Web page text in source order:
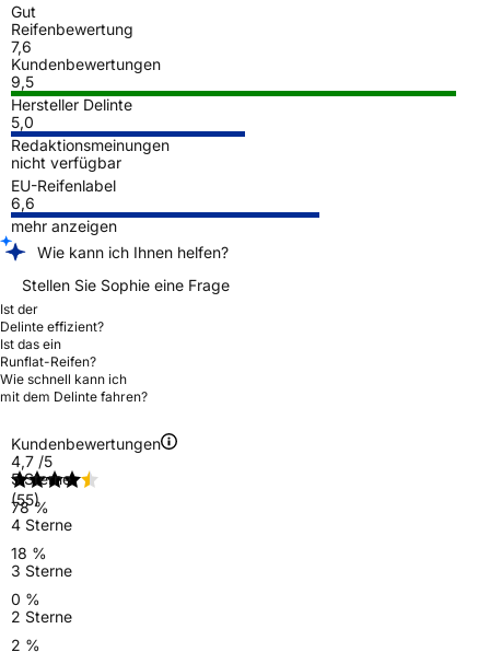
Gut
Reifenbewertung
7,6
Kundenbewertungen
9,5
Hersteller Delinte
5,0
Redaktionsmeinungen
nicht verfügbar
EU-Reifenlabel
6,6
mehr anzeigen
Wie kann ich Ihnen helfen?
Stellen Sie Sophie eine Frage
Ist der
Delinte effizient?
Ist das ein
Runflat-Reifen?
Wie schnell kann ich
mit dem Delinte fahren?
Kundenbewertungen
4,7 /5
(55)
5 Sterne
78 %
4 Sterne
18 %
3 Sterne
0 %
2 Sterne
2 %